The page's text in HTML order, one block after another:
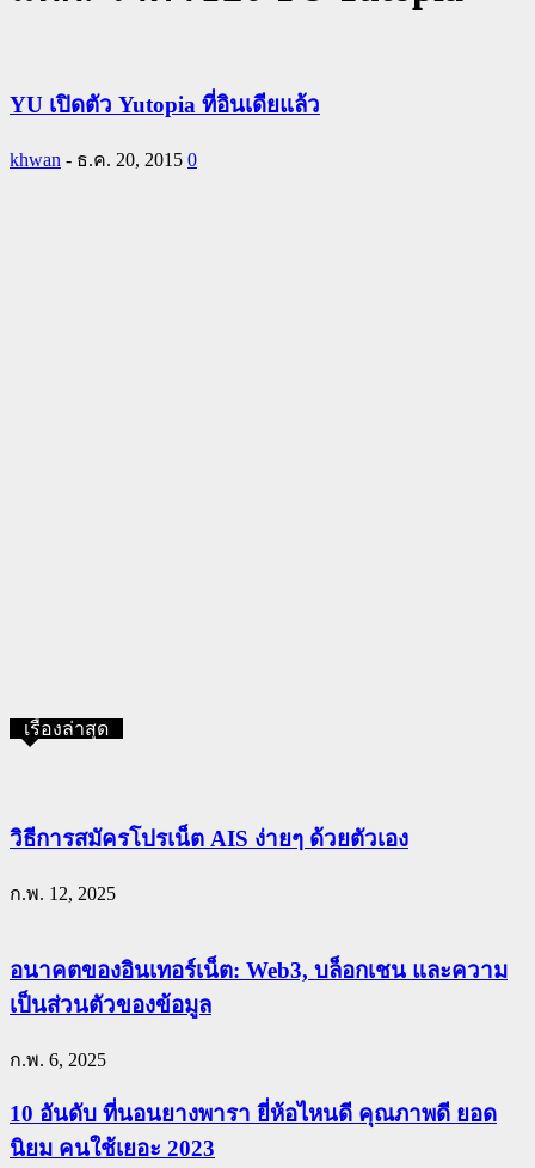
YU เปิดตัว Yutopia ที่อินเดียแล้ว
khwan - ธ.ค. 20, 2015 0
เรื่องล่าสุด
วิธีการสมัครโปรเน็ต AIS ง่ายๆ ด้วยตัวเอง
ก.พ. 12, 2025
อนาคตของอินเทอร์เน็ต: Web3, บล็อกเชน และความ
เป็นส่วนตัวของข้อมูล
ก.พ. 6, 2025
10 อันดับ ที่นอนยางพารา ยี่ห้อไหนดี คุณภาพดี ยอด
นิยม คนใช้เยอะ 2023